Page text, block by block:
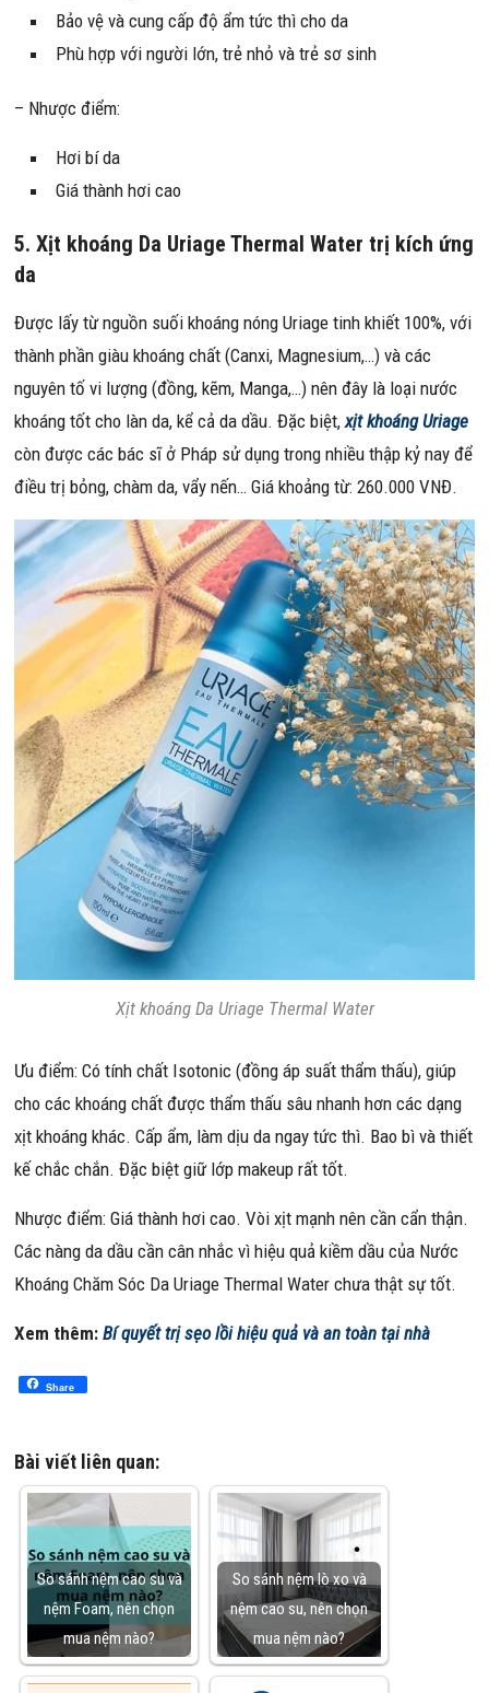
Bảo vệ và cung cấp độ ẩm tức thì cho da
Phù hợp với người lớn, trẻ nhỏ và trẻ sơ sinh
– Nhược điểm:
Hơi bí da
Giá thành hơi cao
5. Xịt khoáng Da Uriage Thermal Water trị kích ứng
da
Được lấy từ nguồn suối khoáng nóng Uriage tinh khiết 100%, với
thành phần giàu khoáng chất (Canxi, Magnesium,…) và các
nguyên tố vi lượng (đồng, kẽm, Manga,…) nên đây là loại nước
khoáng tốt cho làn da, kể cả da dầu. Đặc biệt,xịt khoáng Uriage
còn được các bác sĩ ở Pháp sử dụng trong nhiều thập kỷ nay để
điều trị bỏng, chàm da, vẩy nến… Giá khoảng từ: 260.000 VNĐ.
Xịt khoáng Da Uriage Thermal Water
Ưu điểm: Có tính chất Isotonic (đồng áp suất thẩm thấu), giúp
cho các khoáng chất được thẩm thấu sâu nhanh hơn các dạng
xịt khoáng khác. Cấp ẩm, làm dịu da ngay tức thì. Bao bì và thiết
kế chắc chắn. Đặc biệt giữ lớp makeup rất tốt.
Nhược điểm: Giá thành hơi cao. Vòi xịt mạnh nên cần cẩn thận.
Các nàng da dầu cần cân nhắc vì hiệu quả kiềm dầu của Nước
Khoáng Chăm Sóc Da Uriage Thermal Water chưa thật sự tốt.
Xem thêm:Bí quyết trị sẹo lồi hiệu quả và an toàn tại nhà
Share
Bài viết liên quan:
So sánh nệm cao su và
nệm Foam, nên chọn
mua nệm nào?
So sánh nệm lò xo và
nệm cao su, nên chọn
mua nệm nào?